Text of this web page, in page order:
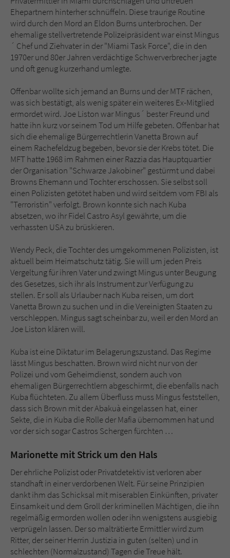
Ehepartnern hinterher schnüffeln. Diese traurige Routine
wird durch den Mord an Eldon Burns unterbrochen. Der
ehemalige stellvertretende Polizeipräsident war einst Mingus
´ Chef und Ziehvater in der "Miami Task Force", die in den
1970er und 80er Jahren verdächtige Schwerverbrecher jagte
und oft genug kurzerhand umlegte.
Offenbar wollte sich jemand an Burns und der MTF rächen,
was sich bestätigt, als wenig später ein weiteres Ex-Mitglied
ermordet wird. Joe Liston war Mingus´ bester Freund und
hatte ihn kurz vor seinem Tod um Hilfe gebeten. Offenbar hat
sich die ehemalige Bürgerrechtlerin Vanetta Brown auf
einem Rachefeldzug begeben, bevor sie der Krebs tötet. Die
MFT hatte 1968 im Rahmen einer Razzia das Hauptquartier
der Organisation "Schwarze Jakobiner" gestürmt und dabei
Browns Ehemann und Tochter erschossen. Sie selbst soll
einen Polizisten getötet haben und wird seitdem vom FBI als
"Terroristin" verfolgt. Brown konnte sich nach Kuba
absetzen, wo ihr Fidel Castro Asyl gewährte, um die
verhassten USA zu brüskieren.
Wendy Peck, die Tochter des umgekommenen Polizisten, ist
aktuell beim Heimatschutz tätig. Sie will um jeden Preis
Vergeltung für ihren Vater und zwingt Mingus unter Beugung
des Gesetzes, sich ihr als Instrument zur Verfügung zu
stellen. Er soll als Urlauber nach Kuba reisen, um dort
Vanetta Brown zu suchen und in die Vereinigten Staaten zu
verschleppen. Mingus sagt scheinbar zu, weil er den Mord an
Joe Liston klären will.
Kuba ist eine Diktatur im Belagerungszustand. Das Regime
lässt Mingus beschatten. Brown wird nicht nur von der
Polizei und vom Geheimdienst, sondern auch von
ehemaligen Bürgerrechtlern abgeschirmt, die ebenfalls nach
Kuba flüchteten. Zu allem Überfluss muss Mingus feststellen,
dass sich Brown mit der Abakuà eingelassen hat, einer
Sekte, die in Kuba die Rolle der Mafia übernommen hat und
vor der sich sogar Castros Schergen fürchten …
Marionette mit Strick um den Hals
Der ehrliche Polizist oder Privatdetektiv ist verloren aber
standhaft in einer verdorbenen Welt. Für seine Prinzipien
dankt ihm das Schicksal mit miserablen Einkünften, privater
Einsamkeit und dem Groll der kriminellen Mächtigen, die ihn
regelmäßig ermorden wollen oder ihn wenigstens ausgiebig
verprügeln lassen. Der so malträtierte Ermittler wird zum
Ritter, der seiner Herrin Justizia in guten (selten) und in
schlechten (Normalzustand) Tagen die Treue hält.
Sicherheitscode des Kontaktformulars zu
überprüfen.